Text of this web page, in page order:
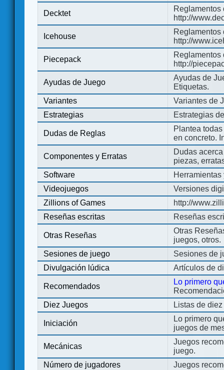
Decktet
Reglamentos
http://
Icehouse
Reglamentos
http://
Piecepack
Reglamentos
http://
Ayudas de Juego
Ayudas de
Etiquetas.
Variantes
Variantes de
Estrategias
Estrategias
Dudas de Reglas
Plantea
en concreto.
Componentes y Erratas
Dudas
piezas,
Software
Videojuegos
Versiones
Zillions of Games
http://
Reseñas escritas
Reseñas
Otras Reseñas
Otras
juegos, otros.
Sesiones de juego
Sesiones de
Divulgación lúdica
Artículos de
Recomendados
Lo primero
Diez Juegos
Listas de
Iniciación
Lo primero
juegos de
Mecánicas
Juegos
juego.
Número de jugadores
Juegos